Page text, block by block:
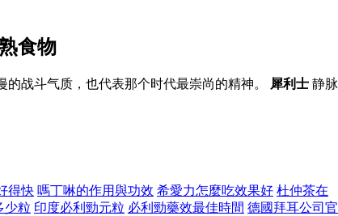
食物
战斗气质，也代表那个时代最崇尚的精神。 犀利士 静脉
得快 嗎丁啉的作用與功效 希愛力怎麼吃效果好 杜仲茶在
少粒 印度必利勁元粒 必利勁藥效最佳時間 德國拜耳公司官